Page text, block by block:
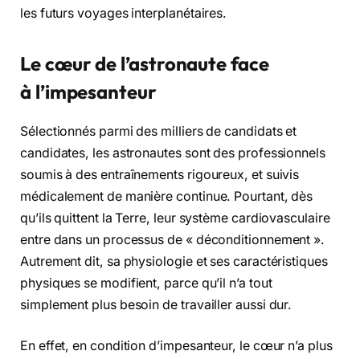
les futurs voyages interplanétaires.
Le cœur de l’astronaute face
à l’impesanteur
Sélectionnés parmi des milliers de candidats et
candidates, les astronautes sont des professionnels
soumis à des entraînements rigoureux, et suivis
médicalement de manière continue. Pourtant, dès
qu’ils quittent la Terre, leur système cardiovasculaire
entre dans un processus de « déconditionnement ».
Autrement dit, sa physiologie et ses caractéristiques
physiques se modifient, parce qu’il n’a tout
simplement plus besoin de travailler aussi dur.
En effet, en condition d’impesanteur, le cœur n’a plus